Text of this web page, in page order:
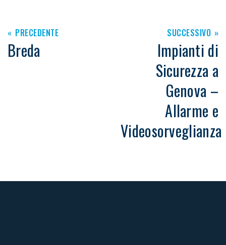
PRECEDENTE
Breda
SUCCESSIVO
Impianti di
Sicurezza a
Genova –
Allarme e
Videosorveglianza